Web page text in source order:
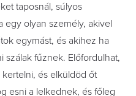
taposnál, súlyos
egy olyan személy, akivel
egymást, és akihez ha
szálak fűznek. Előfordulhat,
és elküldöd őt
esni a lelkednek, és főleg